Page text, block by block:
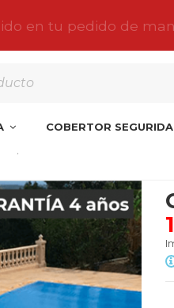
en tu pedido de
COBERTOR